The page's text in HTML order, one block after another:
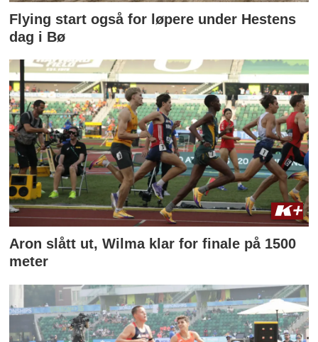
Flying start også for løpere under Hestens
dag i Bø
Aron slått ut, Wilma klar for finale på 1500
meter